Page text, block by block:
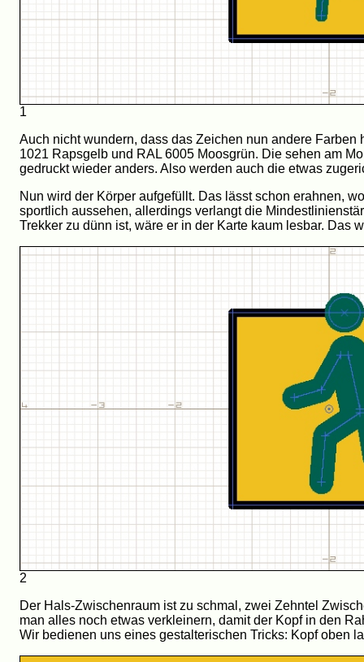
1
Auch nicht wundern, dass das Zeichen nun andere Farben
1021 Rapsgelb und RAL 6005 Moosgrün. Die sehen am
gedruckt wieder anders. Also werden auch die etwas
Nun wird der Körper aufgefüllt. Das lässt schon erahnen,
sportlich aussehen, allerdings verlangt die
Trekker zu dünn ist, wäre er in der Karte kaum lesbar. Das
2
Der Hals-Zwischenraum ist zu schmal, zwei Zehntel
man alles noch etwas verkleinern, damit der Kopf in den
Wir bedienen uns eines gestalterischen Tricks: Kopf oben